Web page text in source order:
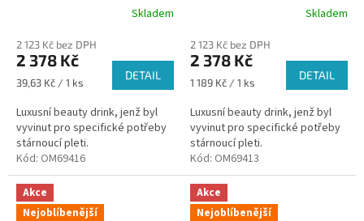
Skladem
2 123 Kč bez DPH
2 378 Kč
Měrná
39,63 Kč / 1 ks
DETAIL
Luxusní beauty drink, jenž byl
vyvinut pro specifické potřeby
stárnoucí pleti.
Kód: OM69416
produktu
je
4,0
5
hvězdiček.
Skladem
2 123 Kč bez DPH
2 378 Kč
Měrná
1 189 Kč / 1 ks
DETAIL
Luxusní beauty drink, jenž byl
vyvinut pro specifické potřeby
stárnoucí pleti.
Kód: OM69413
Akce
Nejoblíbenější
Akce
Nejoblíbenější